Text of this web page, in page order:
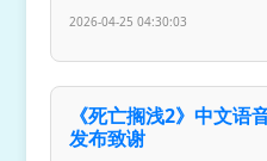
2026-04-25 04:30:03
《死亡搁浅2》中文语
发布致谢